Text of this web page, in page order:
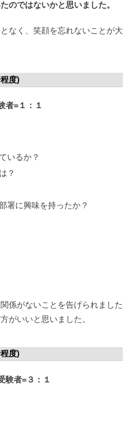
のではないかと思いました。
なく、笑顔を忘れないことが大
度)
者=１：１
いるか？
？
署に興味を持ったか？
係がないことを告げられました
がいいと思いました。
度)
験者=３：１